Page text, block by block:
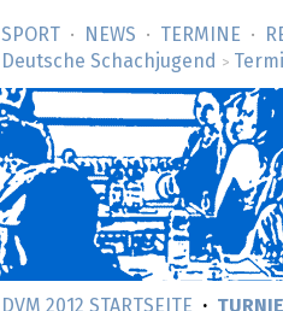
SPORT NEWS TERMINE
Deutsche Schachjugend
>
DVM 2012 STARTSEITE